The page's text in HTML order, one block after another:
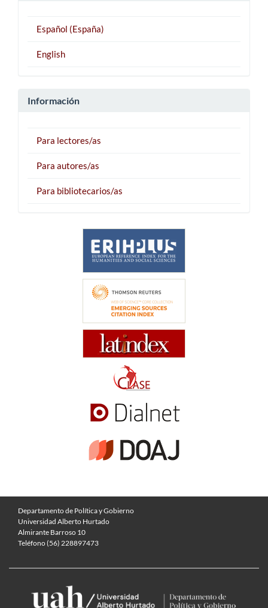
Español (España)
English
Información
Para lectores/as
Para autores/as
Para bibliotecarios/as
Departamento de Política y Gobierno
Universidad Alberto Hurtado
Almirante Barroso 10
Teléfono (56) 228897473